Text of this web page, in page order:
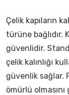
Çelik kapıların
türüne bağlıdır.
güvenlidir.
çelik kalınlığı
güvenlik sağlar.
ömürlü